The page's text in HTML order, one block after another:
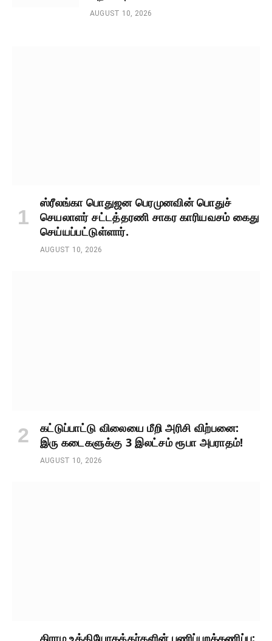
AUGUST 10, 2026
ஸ்ரீலங்கா பொதுஜன பெரமுனவின் பொதுச்
செயலாளர் சட்டத்தரணி சாகர காரியவசம் கைது
செய்யப்பட்டுள்ளார்.
AUGUST 10, 2026
கட்டுப்பாட்டு விலையை மீறி அரிசி விற்பனை:
இரு கடைகளுக்கு 3 இலட்சம் ரூபா அபராதம்!
AUGUST 10, 2026